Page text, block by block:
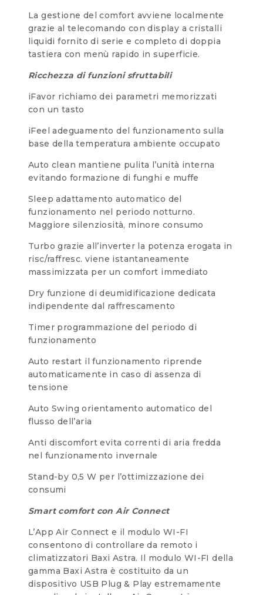
La gestione del comfort avviene localmente
grazie al telecomando con display a cristalli
liquidi fornito di serie e completo di doppia
tastiera con menù rapido in superficie.
Ricchezza di funzioni sfruttabili
iFavor richiamo dei parametri memorizzati
con un tasto
iFeel adeguamento del funzionamento sulla
base della temperatura ambiente occupato
Auto clean mantiene pulita l’unità interna
evitando formazione di funghi e muffe
Sleep adattamento automatico del
funzionamento nel periodo notturno.
Maggiore silenziosità, minore consumo
Turbo grazie all’inverter la potenza erogata in
risc/raffresc. viene istantaneamente
massimizzata per un comfort immediato
Dry funzione di deumidificazione dedicata
indipendente dal raffrescamento
Timer programmazione del periodo di
funzionamento
Auto restart il funzionamento riprende
automaticamente in caso di assenza di
tensione
Auto Swing orientamento automatico del
flusso dell’aria
Anti discomfort evita correnti di aria fredda
nel funzionamento invernale
Stand-by 0,5 W per l’ottimizzazione dei
consumi
Smart comfort con Air Connect
L’App Air Connect e il modulo WI-FI
consentono di controllare da remoto i
climatizzatori Baxi Astra. Il modulo WI-FI della
gamma Baxi Astra è costituito da un
dispositivo USB Plug & Play estremamente